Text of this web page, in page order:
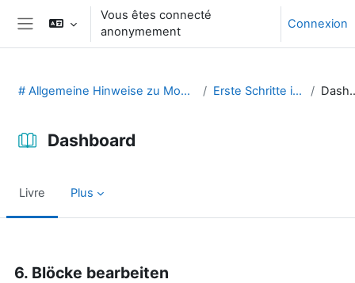
Passer au contenu principal
Panneau latéral
Vous êtes connecté
anonymement
Connexion
# Allgemeine Hinweise zu Moodle (29131475) Erste Schritte in Moodle
Dashboard
Livre Plus
6. Blöcke bearbeiten